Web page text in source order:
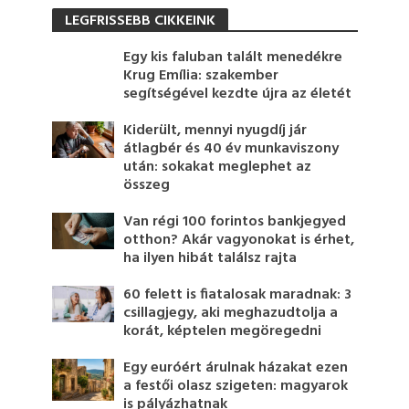
LEGFRISSEBB CIKKEINK
Egy kis faluban talált menedékre
Krug Emília: szakember
segítségével kezdte újra az életét
Kiderült, mennyi nyugdíj jár
átlagbér és 40 év munkaviszony
után: sokakat meglephet az
összeg
Van régi 100 forintos bankjegyed
otthon? Akár vagyonokat is érhet,
ha ilyen hibát találsz rajta
60 felett is fiatalosak maradnak: 3
csillagjegy, aki meghazudtolja a
korát, képtelen megöregedni
Egy euróért árulnak házakat ezen
a festői olasz szigeten: magyarok